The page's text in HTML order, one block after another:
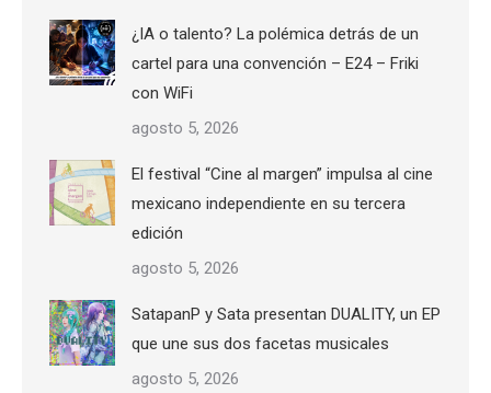
¿IA o talento? La polémica detrás de un
cartel para una convención – E24 – Friki
con WiFi
agosto 5, 2026
El festival “Cine al margen” impulsa al cine
mexicano independiente en su tercera
edición
agosto 5, 2026
SatapanP y Sata presentan DUALITY, un EP
que une sus dos facetas musicales
agosto 5, 2026